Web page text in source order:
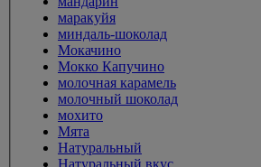
маракуйя
миндаль-шоколад
Мокачино
Мокко Капучино
молочная карамель
молочный шоколад
мохито
Мята
Натуральный